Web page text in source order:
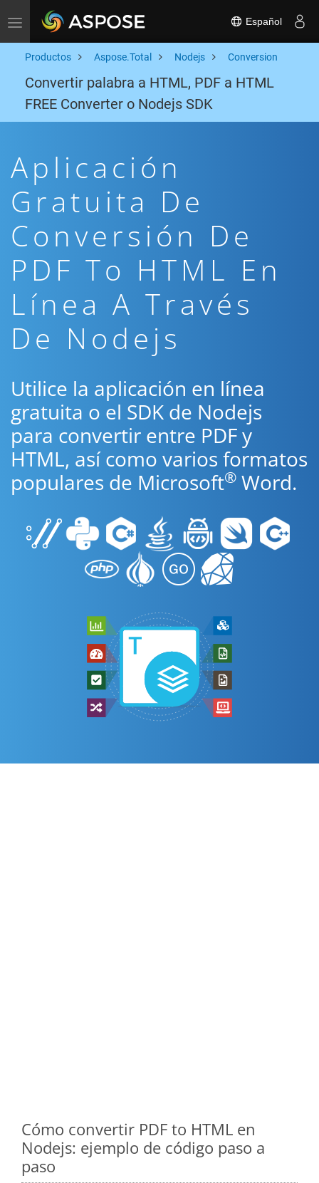
Toggle navigation Español
Productos Aspose.Total Nodejs Conversion
Convertir palabra a HTML, PDF a HTML
FREE Converter o Nodejs SDK
Aplicación
Gratuita De
Conversión De
PDF To HTML En
Línea A Través
De Nodejs
Utilice la aplicación en línea
gratuita o el SDK de Nodejs
para convertir entre PDF y
HTML, así como varios formatos
populares de Microsoft® Word.
Cómo convertir PDF to HTML en
Nodejs: ejemplo de código paso a
paso